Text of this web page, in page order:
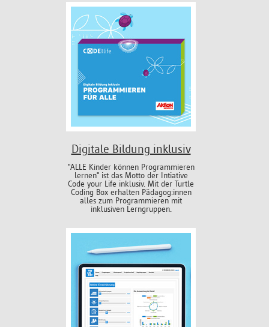
Digitale Bildung inklusiv
"ALLE Kinder können Programmieren
lernen" ist das Motto der Intiative
Code your Life inklusiv. Mit der Turtle
Coding Box erhalten Pädagog:innen
alles zum Programmieren mit
inklusiven Lerngruppen.